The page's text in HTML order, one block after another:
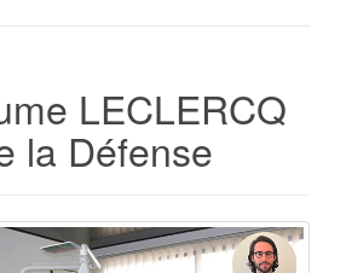
LECLERCQ
la Défense